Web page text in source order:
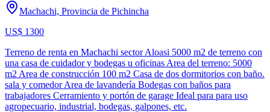
Machachi, Provincia de Pichincha
US$ 1300
Terreno de renta en Machachi sector Aloasi 5000 m2 de terreno con
una casa de cuidador y bodegas u oficinas Area del terreno: 5000
m2 Area de construcción 100 m2 Casa de dos dormitorios con baño.
sala y comedor Area de lavandería Bodegas con baños para
trabajadores Cerramiento y portón de garage Ideal para para uso
agropecuario, industrial, bodegas, galpones, etc.